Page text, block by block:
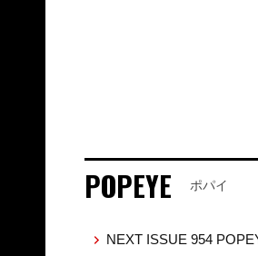
POPEYE ポパイ
NEXT ISSUE 954